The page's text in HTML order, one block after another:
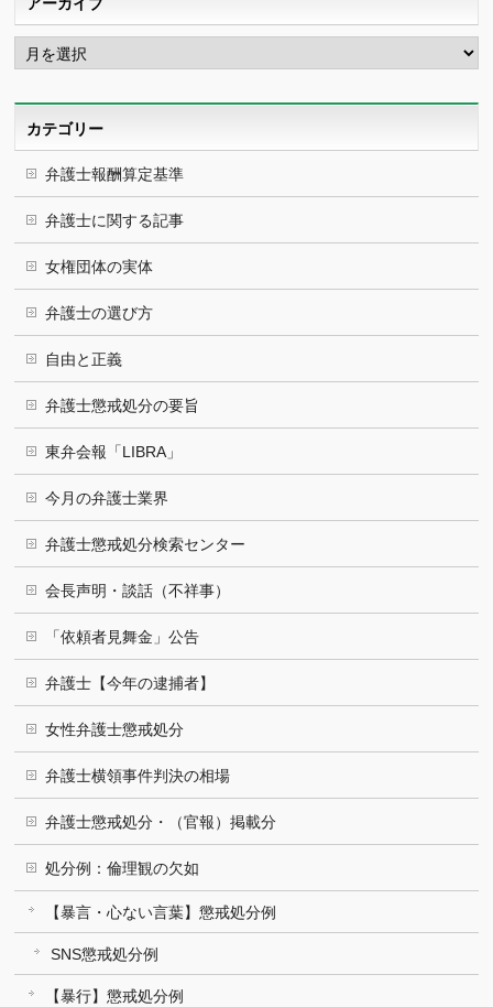
ア
ー
カ
カテゴリー
弁護士報酬算定基準
弁護士に関する記事
女権団体の実体
弁護士の選び方
自由と正義
弁護士懲戒処分の要旨
東弁会報「LIBRA」
今月の弁護士業界
弁護士懲戒処分検索センター
会長声明・談話（不祥事）
「依頼者見舞金」公告
弁護士【今年の逮捕者】
女性弁護士懲戒処分
弁護士横領事件判決の相場
弁護士懲戒処分・（官報）掲載分
処分例：倫理観の欠如
【暴言・心ない言葉】懲戒処分例
SNS懲戒処分例
【暴行】懲戒処分例